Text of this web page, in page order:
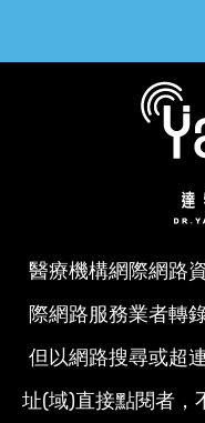
醫療機構網際網路
際網路服務業者轉
但以網路搜尋或超
址(域)直接點閱者，